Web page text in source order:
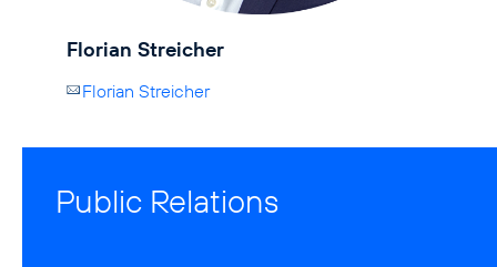
Florian Streicher
Florian Streicher
Public Relations